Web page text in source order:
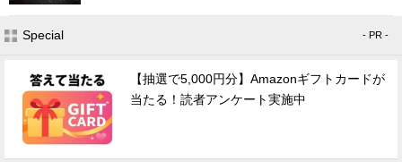
Special - PR -
【抽選で5,000円分】Amazonギフトカードが
当たる！読者アンケート実施中